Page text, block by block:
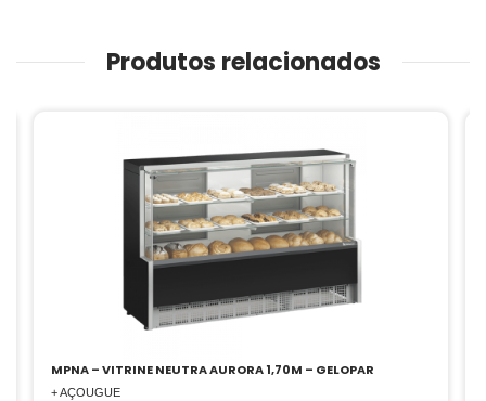
Produtos relacionados
MPNA – VITRINE NEUTRA AURORA 1,70M – GELOPAR
+ AÇOUGUE